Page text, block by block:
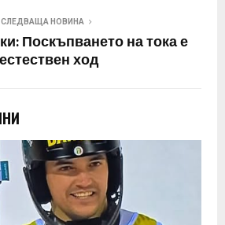
СЛЕДВАЩА НОВИНА
Поскъпването на тока е
естествен ход